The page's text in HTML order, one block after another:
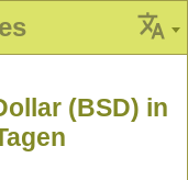
(BSD) in